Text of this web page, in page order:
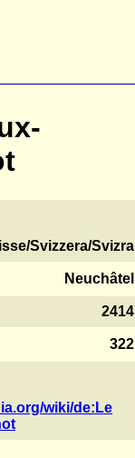
Svizzera/Svizra
Neuchâtel
2414
322
wiki/de:Le